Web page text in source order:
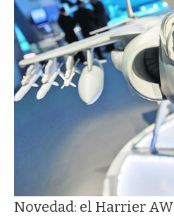
Novedad: el Harrier